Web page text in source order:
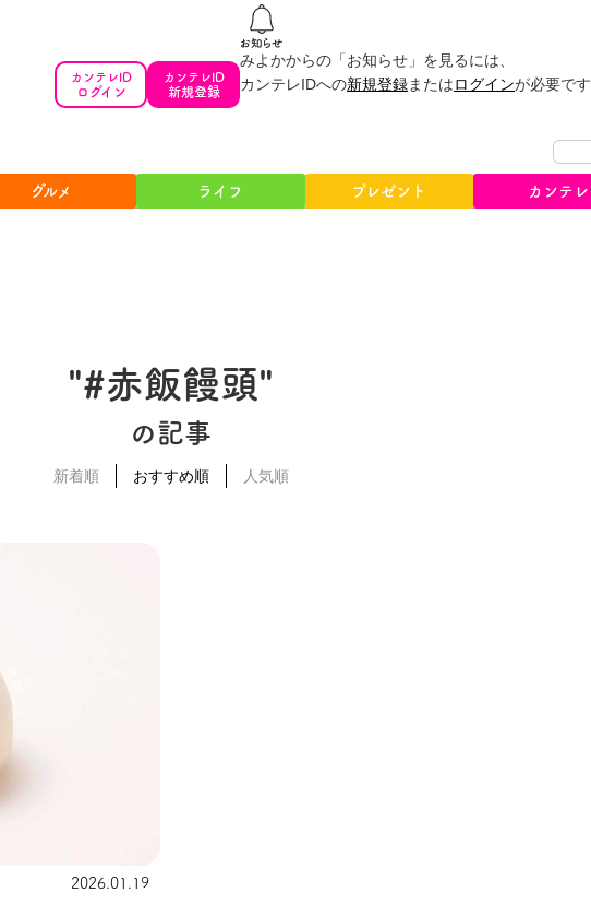
カンテレID
ログイン
カンテレID
新規登録
みよかからの「お知らせ」を見るには、
カンテレIDへの新規登録またはログインが必要です
グルメ ライフ プレゼント カンテレ
"#赤飯饅頭"
の記事
新着順 おすすめ順 人気順
2026.01.19